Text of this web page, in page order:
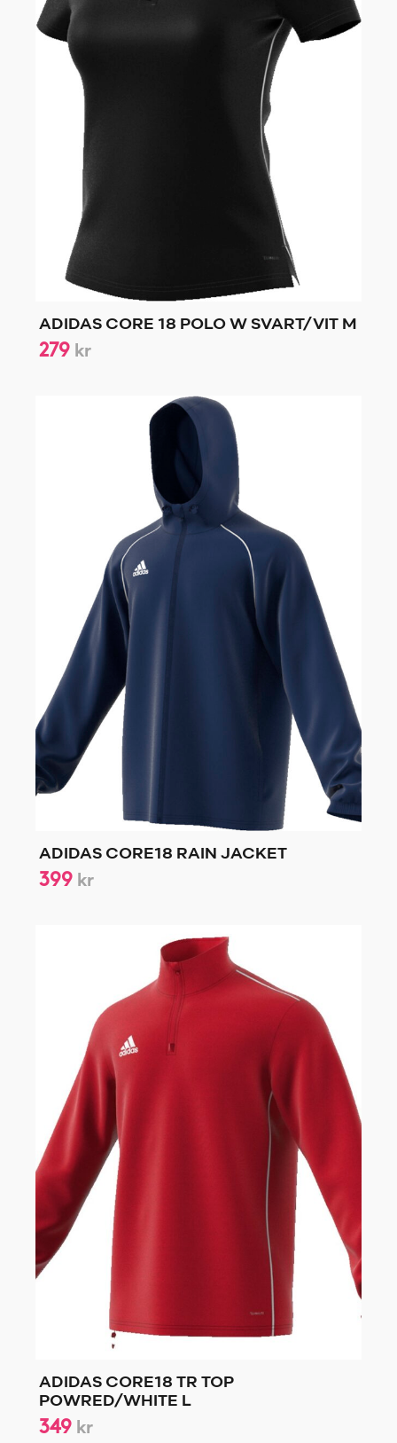
ADIDAS CORE 18 POLO W SVART/VIT M
279 kr
ADIDAS CORE18 RAIN JACKET
399 kr
ADIDAS CORE18 TR TOP
POWRED/WHITE L
349 kr